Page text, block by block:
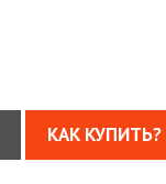
КАК КУПИТЬ?